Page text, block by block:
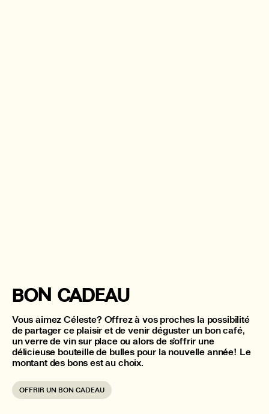
BON CADEAU
Vous aimez Céleste? Offrez à vos proches la possibilité
de partager ce plaisir et de venir déguster un bon café,
un verre de vin sur place ou alors de s’offrir une
délicieuse bouteille de bulles pour la nouvelle année! Le
montant des bons est au choix.
OFFRIR UN BON CADEAU